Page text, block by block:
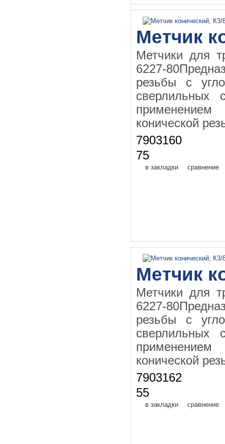
Метчик
Метчики для
6227-
резьбы с
сверлильных
конической
7903160
75
в закладки сравнение
Метчик
Метчики для
6227-
резьбы с
сверлильных
конической
7903162
55
в закладки сравнение